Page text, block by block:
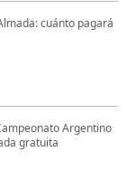
cuánto pagará
Argentino
gratuita